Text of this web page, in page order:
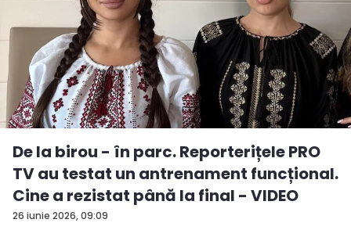
26 iunie 2026, 09:09
De la birou - în parc. Reporterițele PRO
TV au testat un antrenament funcțional.
Cine a rezistat până la final - VIDEO